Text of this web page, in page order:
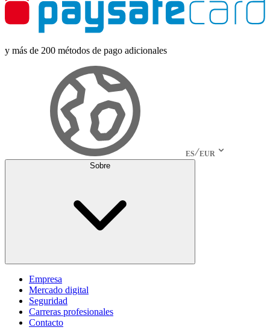
y más de 200 métodos de pago adicionales
ES EUR
Sobre
Empresa
Mercado digital
Seguridad
Carreras profesionales
Contacto